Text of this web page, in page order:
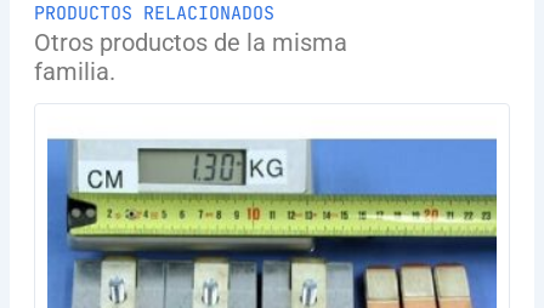
PRODUCTOS RELACIONADOS
Otros productos de la misma
familia.